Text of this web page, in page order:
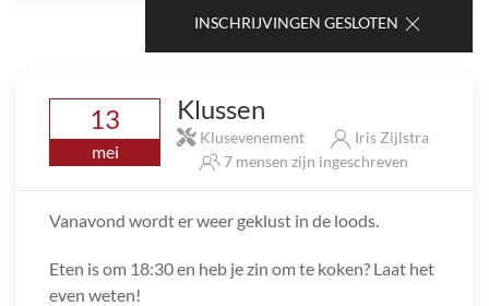
INSCHRIJVINGEN GESLOTEN
13
mei
Klussen
Klusevenement
Iris Zijlstra
7 mensen zijn ingeschreven
Vanavond wordt er weer geklust in de loods.
Eten is om 18:30 en heb je zin om te koken? Laat het
even weten!